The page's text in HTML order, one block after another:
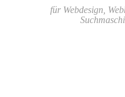
für Webdesign,